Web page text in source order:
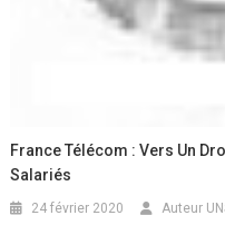
France Télécom : Vers Un
Salariés
24 février 2020 Auteur